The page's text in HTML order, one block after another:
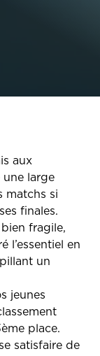
aux
une large
matchs si
finales.
fragile,
l’essentiel en
un
jeunes
place.
satisfaire de